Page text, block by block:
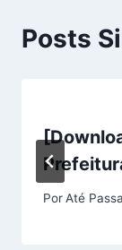
Posts
PorAté